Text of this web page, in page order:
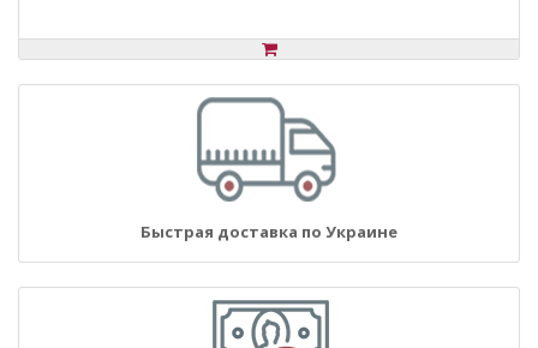
Быстрая доставка по Украине